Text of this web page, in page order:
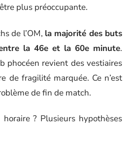
plus préoccupante.
de l’OM, la majorité des buts
la 46e et la 60e minute.
phocéen revient des vestiaires
de fragilité marquée. Ce n’est
de fin de match.
? Plusieurs hypothèses